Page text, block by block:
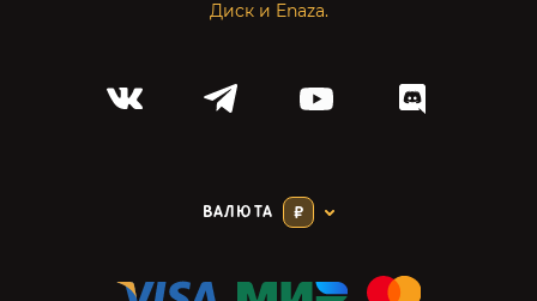
Диск и Enaza.
ВАЛЮТА ₽